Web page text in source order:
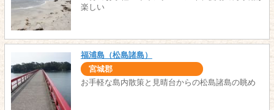
楽しい
福浦島（松島諸島）
宮城郡
お手軽な島内散策と見晴台からの松島諸島の眺め